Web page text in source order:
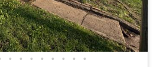
• • • • • • • •